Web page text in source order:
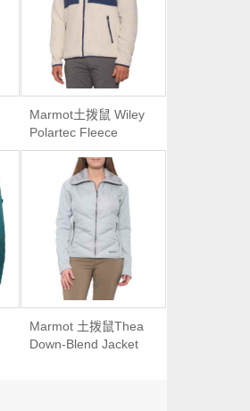
Marmot土拨鼠 Wiley
Polartec Fleece
Jacket男款抓绒外套
Marmot 土拨鼠Thea
Down-Blend Jacket